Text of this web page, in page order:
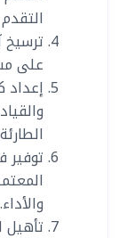
ترسيخ
على
إعداد
والأداء.
تأهيل